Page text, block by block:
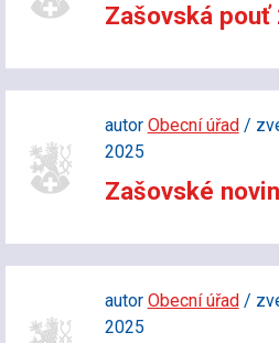
Zašovská pouť
autor Obecní úřad/
2025
Zašovské
autor Obecní úřad/
2025